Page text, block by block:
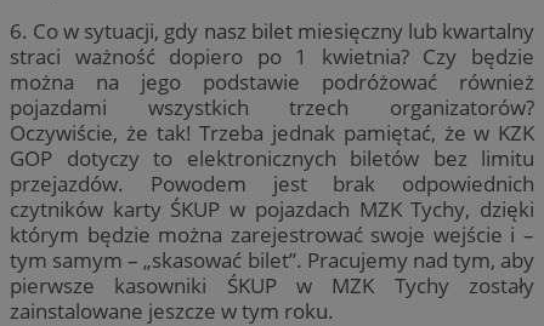
6. Co w sytuacji, gdy nasz bilet miesięczny lub kwartalny
straci ważność dopiero po 1 kwietnia? Czy będzie
można na jego podstawie podróżować również
pojazdami wszystkich trzech organizatorów?
Oczywiście, że tak! Trzeba jednak pamiętać, że w KZK
GOP dotyczy to elektronicznych biletów bez limitu
przejazdów. Powodem jest brak odpowiednich
czytników karty ŚKUP w pojazdach MZK Tychy, dzięki
którym będzie można zarejestrować swoje wejście i –
tym samym – „skasować bilet”. Pracujemy nad tym, aby
pierwsze kasowniki ŚKUP w MZK Tychy zostały
zainstalowane jeszcze w tym roku.